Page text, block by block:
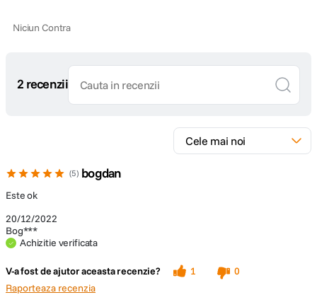
Niciun Contra
2 recenzii
5 bogdan
20/12/2022
Bog***
Achizitie verificata
Este ok
V-a fost de ajutor aceasta recenzie? 1
0
Raporteaza recenzia